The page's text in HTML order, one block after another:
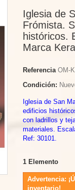
Iglesia de
Frómista.
históricos.
Marca
Referencia OM-
Condición:
Iglesia de San
edificios
con ladrillos y
materiales.
Ref: 30101.
1 Elemento
Advertencia:
inventario!